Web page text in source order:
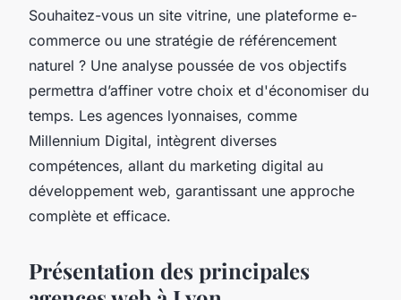
Souhaitez-vous un site vitrine, une plateforme e-
commerce ou une stratégie de référencement
naturel ? Une analyse poussée de vos objectifs
permettra d’affiner votre choix et d'économiser du
temps. Les agences lyonnaises, comme
Millennium Digital, intègrent diverses
compétences, allant du marketing digital au
développement web, garantissant une approche
complète et efficace.
Présentation des principales